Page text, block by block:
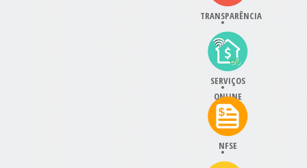
TRANSPARÊNCIA
SERVIÇOS
ONLINE
NFSE